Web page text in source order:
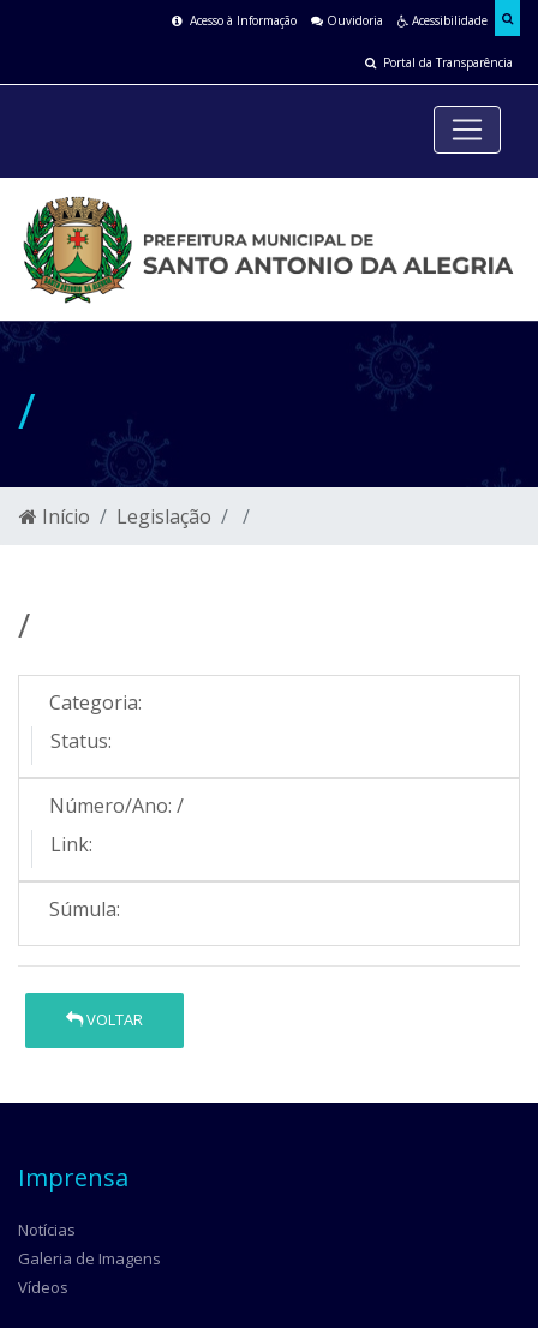
Acessibilidade
Ouvidoria
Acesso à Informação
Portal da Transparência
/
Início Legislação /
/
Categoria:
Status:
Número/Ano: /
Link:
Súmula:
VOLTAR
Imprensa
Notícias
Galeria de Imagens
Vídeos